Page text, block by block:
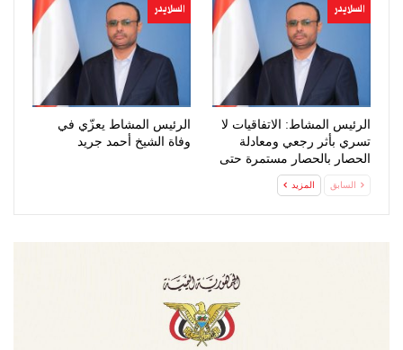
السلايدر
الرئيس المشاط: الاتفاقيات لا
تسري بأثر رجعي ومعادلة
الحصار بالحصار مستمرة حتى
السلايدر
الرئيس المشاط يعزّي في
وفاة الشيخ أحمد جريد
السابق المزيد